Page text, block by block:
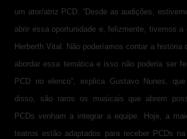
um ator/atriz PCD. “Desde as audições,
abrir essa oportunidade e, felizmente, tivemos a
Herberth Vital. Não poderíamos contar a história
abordar essa temática e isso não poderia ser
PCD no elenco”, explica Gustavo Nunes, que
disso, são raros os musicais que abrem
PCDs venham a integrar a equipe. Hoje, a
teatros estão adaptados para receber PCDs